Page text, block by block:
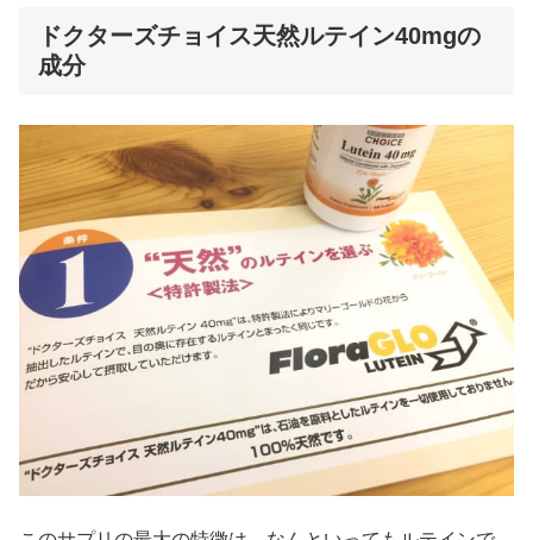
ドクターズチョイス天然ルテイン40mgの
成分